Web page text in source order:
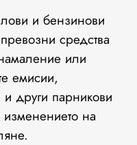
и бензинови
средства
или
емисии,
други парникови
изменението на